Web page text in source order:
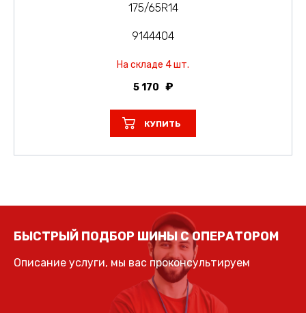
175/65R14
9144404
На складе 4 шт.
5 170
КУПИТЬ
БЫСТРЫЙ ПОДБОР ШИНЫ С ОПЕРАТОРОМ
Описание услуги, мы вас проконсультируем